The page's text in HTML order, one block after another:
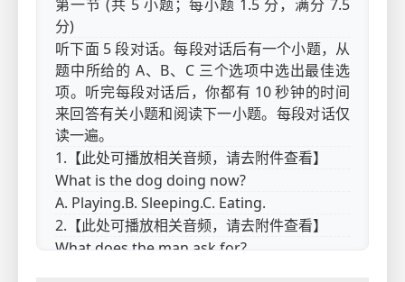
第一节 (共 5 小题；每小题 1.5 分，满分 7.5
分)
听下面 5 段对话。每段对话后有一个小题，从
题中所给的 A、B、C 三个选项中选出最佳选
项。听完每段对话后，你都有 10 秒钟的时间
来回答有关小题和阅读下一小题。每段对话仅
读一遍。
1.【此处可播放相关音频，请去附件查看】
What is the dog doing now?
A. Playing.B. Sleeping.C. Eating.
2.【此处可播放相关音频，请去附件查看】
What does the man ask for?